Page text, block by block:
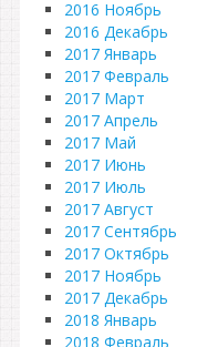
2016 Ноябрь
2016 Декабрь
2017 Январь
2017 Февраль
2017 Март
2017 Апрель
2017 Май
2017 Июнь
2017 Июль
2017 Август
2017 Сентябрь
2017 Октябрь
2017 Ноябрь
2017 Декабрь
2018 Январь
2018 Февраль